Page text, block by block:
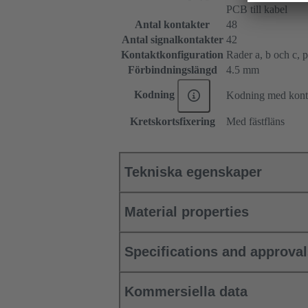
PCB till kabel
Antal kontakter
48
Antal signalkontakter 42
Kontaktkonfiguration Rader a, b och c,
Förbindningslängd
4.5 mm
Kodning Kodning med
Kretskortsfixering Med fästfläns
Tekniska egenskaper
Material properties
Specifications and
Kommersiella data